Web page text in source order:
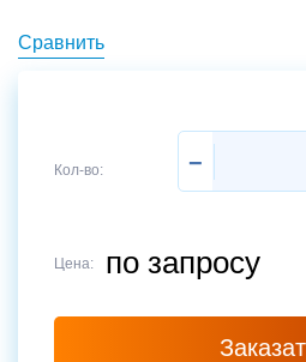
Сравнить
Кол-во: −
Цена: по запросу